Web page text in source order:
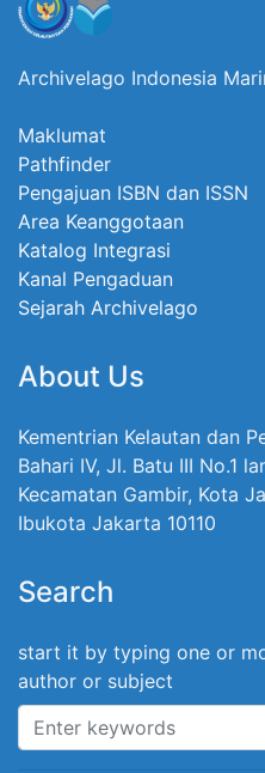
Archivelago Indonesia
Maklumat
Pathfinder
Pengajuan ISBN dan ISSN
Area Keanggotaan
Katalog Integrasi
Kanal Pengaduan
Sejarah Archivelago
About Us
Kementrian Kelautan dan
Bahari IV, Jl. Batu III No.1
Kecamatan Gambir, Kota
Ibukota Jakarta 10110
Search
start it by typing one or
author or subject